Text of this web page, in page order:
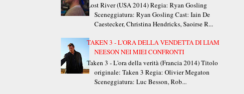
Lost River (USA 2014) Regia: Ryan Gosling
Sceneggiatura: Ryan Gosling Cast: Iain De
Caestecker, Christina Hendricks, Saoirse R...
TAKEN 3 - L'ORA DELLA VENDETTA DI LIAM
NEESON NEI MIEI CONFRONTI
Taken 3 - L'ora della verità (Francia 2014) Titolo
originale: Taken 3 Regia: Olivier Megaton
Sceneggiatura: Luc Besson, Rob...